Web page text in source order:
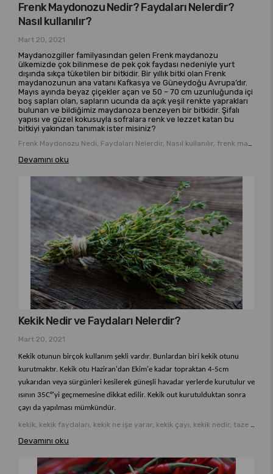
Frenk Maydonozu Nedir? Faydaları Nelerdir?
Nasıl kullanılır?
Mart 20, 2021
Maydanozgiller familyasından gelen Frenk maydanozu
ülkemizde çok bilinmese de pek çok faydası nedeniyle yurt
dışında sıkça tüketilen bir bitkidir. Bir yıllık bitki olan Frenk
maydanozunun ana vatanı Kafkasya ve Güneydoğu Avrupa’dır.
Mayıs ayında beyaz çiçekler açan ve 50 – 70 cm uzunluğunda içi
boş sapları olan, sapların ucunda da açık yeşil renkte yaprakları
bulunan ve bildiğimiz maydanoza benzeyen bir bitkidir. Şifalı
yapısı ve güzel kokusuyla sofralara renk ve lezzet katan bu
bitkiyi yakından tanımak ister misiniz?
Frenk Maydonozu Nedi, Faydaları Nelerdir, Nasıl kullanılır, frenk maydonozu, frenk maydonozu tarifler
Devamını oku
Kekik Nedir ve Faydaları Nelerdir?
Mart 20, 2021
Kekik otunun birçok kullanım şekli vardır. Bunlardan biri kekik otunu
kurutmaktır. Kekik otu Haziran'dan Ekim'e kadar topraktan 4-5cm
yukarıdan veya sürgünleri kesilerek güneşli havadar yerlerde kurutulur ve
ısının 35C°'yi geçmemesine dikkat edilir. Kekik out kurutulduktan sonra
çayı da yapılması mümkündür.
Devamını oku